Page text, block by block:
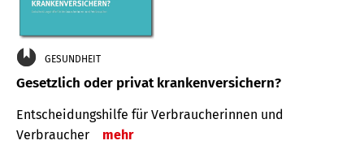
GESUNDHEIT
Gesetzlich oder privat krankenversichern?
Entscheidungshilfe für Verbraucherinnen und
Verbraucher
mehr